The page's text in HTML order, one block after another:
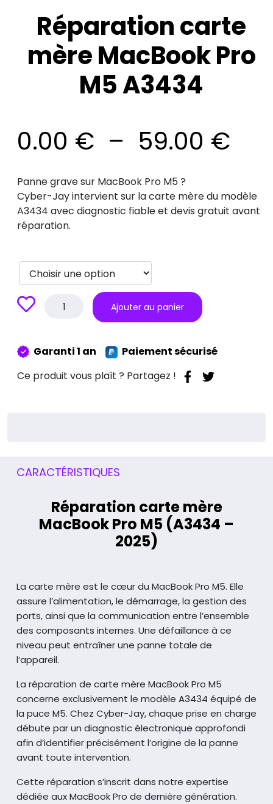
Réparation carte
mère MacBook Pro
M5 A3434
0.00 € – 59.00 €
de
Panne grave sur MacBook Pro M5 ?
Cyber-Jay intervient sur la carte mère du modèle
A3434 avec diagnostic fiable et devis gratuit avant
réparation.
quantité
mère
Pro
Ajouter au panier
Garanti 1 an
Paiement sécurisé
Ce produit vous plaît ? Partagez !
CARACTÉRISTIQUES
Réparation carte mère
MacBook Pro M5 (A3434 –
2025)
La carte mère est le cœur du MacBook Pro M5. Elle
assure l’alimentation, le démarrage, la gestion des
ports, ainsi que la communication entre l’ensemble
des composants internes. Une défaillance à ce
niveau peut entraîner une panne totale de
l’appareil.
La réparation de carte mère MacBook Pro M5
concerne exclusivement le modèle A3434 équipé de
la puce M5. Chez Cyber-Jay, chaque prise en charge
débute par un diagnostic électronique approfondi
afin d’identifier précisément l’origine de la panne
avant toute intervention.
Cette réparation s’inscrit dans notre expertise
dédiée aux MacBook Pro de dernière génération.